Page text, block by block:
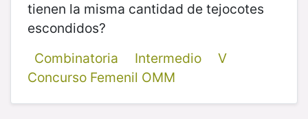
tienen la misma cantidad de tejocotes
escondidos?
Combinatoria
Intermedio
V
Concurso Femenil OMM